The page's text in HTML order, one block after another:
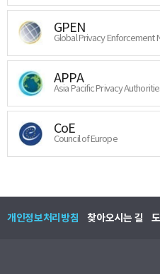
GPEN
Global Privacy Enforcement
APPA
Asia Pacific Privacy
CoE
Council of Europe
개인정보처리방침 찾아오시는 길